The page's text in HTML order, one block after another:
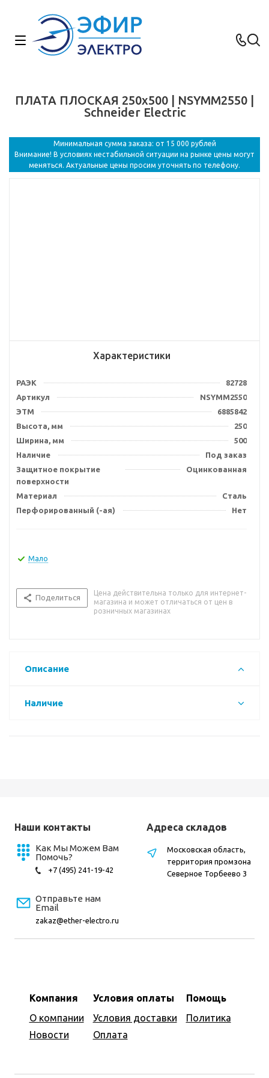
ПЛАТА ПЛОСКАЯ 250x500 | NSYMM2550 |
Schneider Electric
Минимальная сумма заказа: от 15 000 рублей
Внимание! В условиях нестабильной ситуации на рынке цены могут
меняться. Актуальные цены просим уточнять по телефону.
Характеристики
РАЭК
82728
Артикул
NSYMM2550
ЭТМ
6885842
Высота, мм
250
Ширина, мм
500
Наличие
Под заказ
Защитное покрытие
поверхности
Оцинкованная
Материал
Сталь
Перфорированный (-ая)
Нет
Мало
Поделиться
Цена действительна только для интернет-
магазина и может отличаться от цен в
розничных магазинах
Описание
Наличие
Наши контакты
Как Мы Можем Вам
Помочь?
+7 (495) 241-19-42
Отправьте нам
Email
zakaz@ether-electro.ru
Компания
О компании
Новости
Условия оплаты
Условия доставки
Оплата
Помощь
Политика
Адреса складов
Московская область,
территория промзона
Северное Торбеево 3